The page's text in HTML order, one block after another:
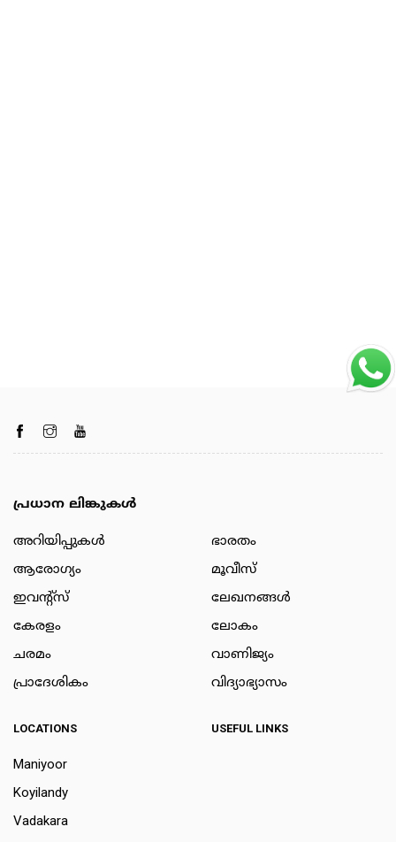
പ്രധാന ലിങ്കുകൾ
അറിയിപ്പുകള്‍
ആരോഗ്യം
ഇവന്റ്സ്
കേരളം
ചരമം
പ്രാദേശികം
ഭാരതം
മൂവീസ്
ലേഖനങ്ങള്‍
ലോകം
വാണിജ്യം
വിദ്യാഭ്യാസം
LOCATIONS
Maniyoor
Koyilandy
Vadakara
USEFUL LINKS